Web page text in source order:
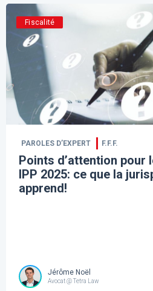
Fiscalité
PAROLES D’EXPERT F.F.F.
Points d’attention pour
IPP 2025: ce que la
apprend!
Jérôme Noël
Avocat @ Tetra Law